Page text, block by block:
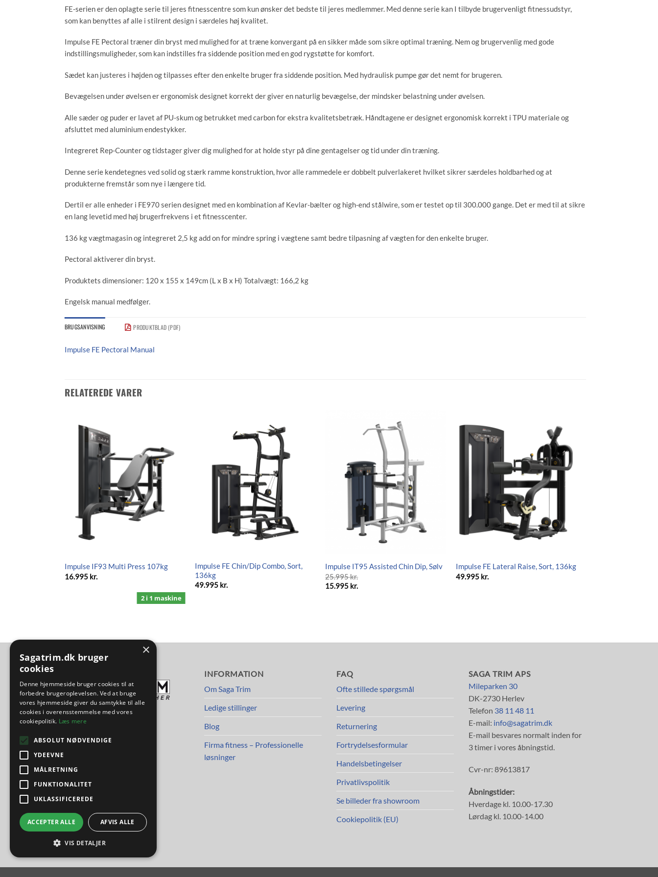
bælter og high-end stålwire, som er testet op til 300.000 gange. Det er med til
136 kg vægtmagasin og integreret 2,5 kg add on for mindre spring i vægtene
Pectoral aktiverer din bryst.
Produktets dimensioner: 120 x 155 x 149cm (L x B x H) Totalvægt: 166,2 kg
Engelsk manual medfølger.
FE-serien er den oplagte serie til jeres fitnesscentre som kun ønsker det bedste til jeres medlemmer. Med denne serie kan I tilbyde brugervenligt fitnessudstyr,
som kan benyttes af alle i stilrent design i særdeles høj kvalitet.
Impulse FE Pectoral træner din bryst med mulighed for at træne konvergant på en sikker måde som sikre optimal træning. Nem og brugervenlig med gode
indstillingsmuligheder, som kan indstilles fra siddende position med en god rygstøtte for komfort.
Sædet kan justeres i højden og tilpasses efter den enkelte bruger fra siddende position. Med hydraulisk pumpe gør det nemt for brugeren.
Bevægelsen under øvelsen er ergonomisk designet korrekt der giver en naturlig bevægelse, der mindsker belastning under øvelsen.
Alle sæder og puder er lavet af PU-skum og betrukket med carbon for ekstra kvalitetsbetræk. Håndtagene er designet ergonomisk korrekt i TPU materiale og
afsluttet med aluminium endestykker.
Integreret Rep-Counter og tidstager giver dig mulighed for at holde styr på dine gentagelser og tid under din træning.
Denne serie kendetegnes ved solid og stærk ramme konstruktion, hvor alle rammedele er dobbelt pulverlakeret hvilket sikrer særdeles holdbarhed og at
produkterne fremstår som nye i længere tid.
Dertil er alle enheder i FE970 serien designet med en kombination af Kevlar-bælter og high-end stålwire, som er testet op til 300.000 gange. Det er med til at sikre
en lang levetid med høj brugerfrekvens i et fitnesscenter.
136 kg vægtmagasin og integreret 2,5 kg add on for mindre spring i vægtene samt bedre tilpasning af vægten for den enkelte bruger.
Pectoral aktiverer din bryst.
Produktets dimensioner: 120 x 155 x 149cm (L x B x H) Totalvægt: 166,2 kg
Engelsk manual medfølger.
BRUGSANVISNING PRODUKTBLAD (PDF)
Impulse FE Pectoral Manual
RELATEREDE VARER
2 i 1 maskine
Impulse IF93 Multi Press 107kg
16.995 kr.
Impulse FE Chin/Dip Combo, Sort,
136kg
49.995 kr.
Impulse IT95 Assisted Chin Dip, Sølv
25.995kr.
Den
oprindelige
15.995 kr.
Impulse FE Lateral Raise, Sort, 136kg
49.995 kr.
INFORMATION
Om Saga Trim
Ledige stillinger
Blog
Firma fitness – Professionelle
løsninger
FAQ
Ofte stillede spørgsmål
Levering
Returnering
Fortrydelsesformular
Handelsbetingelser
Privatlivspolitik
Se billeder fra showroom
Cookiepolitik (EU)
SAGA TRIM APS
Mileparken 30
DK-2730 Herlev
Telefon 38 11 48 11
E-mail: info@sagatrim.dk
E-mail besvares normalt inden for
3 timer i vores åbningstid.
Cvr-nr: 89613817
Åbningstider:
Hverdage kl. 10.00-17.30
Lørdag kl. 10.00-14.00
×
Sagatrim.dk bruger
cookies
Denne hjemmeside bruger cookies til at
forbedre brugeroplevelsen. Ved at bruge
vores hjemmeside giver du samtykke til alle
cookies i overensstemmelse med vores
cookiepolitik. Læs mere
ABSOLUT NØDVENDIGE
YDEEVNE
MÅLRETNING
FUNKTIONALITET
UKLASSIFICEREDE
ACCEPTER ALLE AFVIS ALLE
VIS DETALJER